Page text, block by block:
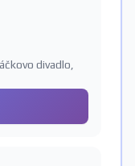
divadlo,